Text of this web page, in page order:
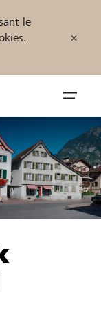
le
öffnen